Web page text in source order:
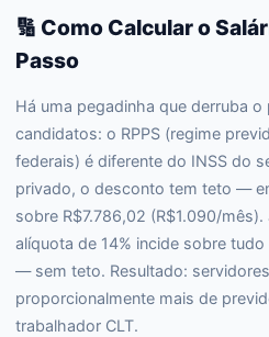
🔢 Como Calcular o
Passo
Há uma pegadinha que derruba
candidatos: o RPPS (regime
federais) é diferente do INSS do
privado, o desconto tem teto —
sobre R$7.786,02 (R$1.090/mês).
alíquota de 14% incide sobre
— sem teto. Resultado:
proporcionalmente mais de
trabalhador CLT.